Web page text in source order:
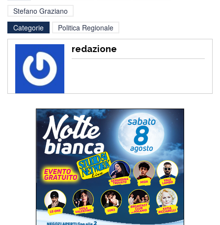
Stefano Graziano
Categorie
Politica Regionale
redazione